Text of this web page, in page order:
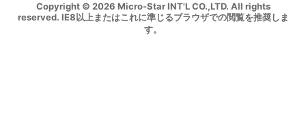
Copyright © 2026 Micro-Star INT'L CO.,LTD. All rights
reserved. IE8以上またはこれに準じるブラウザでの閲覧を推奨しま
す。